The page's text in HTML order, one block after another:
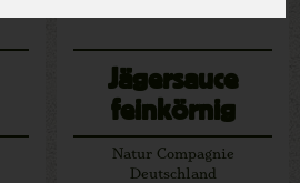
Jägersauce
feinkörnig
Natur Compagnie
Deutschland